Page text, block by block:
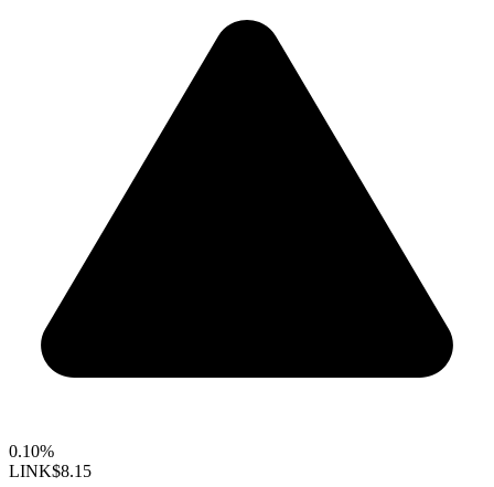
0.10%
LINK$8.15